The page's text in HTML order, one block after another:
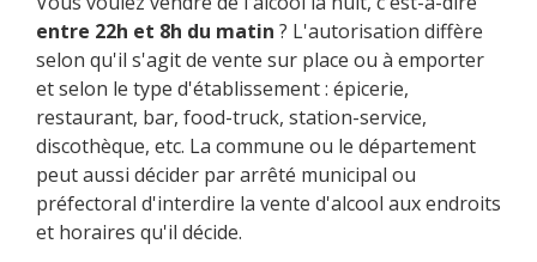
entre 22h et 8h du matin ? L'autorisation diffère
selon qu'il s'agit de vente sur place ou à emporter
et selon le type d'établissement : épicerie,
restaurant, bar, food-truck, station-service,
discothèque, etc. La commune ou le département
peut aussi décider par arrêté municipal ou
préfectoral d'interdire la vente d'alcool aux endroits
et horaires qu'il décide.